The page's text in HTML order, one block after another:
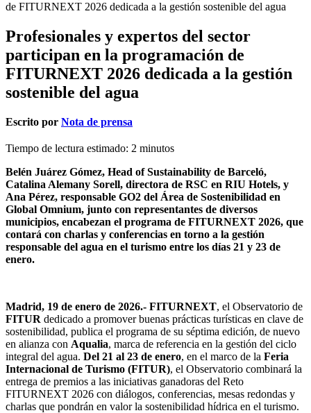
Profesionales y expertos del sector
participan en la programación de
FITURNEXT 2026 dedicada a la gestión
sostenible del agua
Escrito por Nota de prensa
Tiempo de lectura estimado: 2 minutos
Belén Juárez Gómez, Head of Sustainability de Barceló,
Catalina Alemany Sorell, directora de RSC en RIU Hotels, y
Ana Pérez, responsable GO2 del Área de Sostenibilidad en
Global Omnium, junto con representantes de diversos
municipios, encabezan el programa de FITURNEXT 2026, que
contará con charlas y conferencias en torno a la gestión
responsable del agua en el turismo entre los días 21 y 23 de
enero.
Madrid, 19 de enero de 2026.- FITURNEXT, el Observatorio de
FITUR dedicado a promover buenas prácticas turísticas en clave de
sostenibilidad, publica el programa de su séptima edición, de nuevo
en alianza con Aqualia, marca de referencia en la gestión del ciclo
integral del agua. Del 21 al 23 de enero, en el marco de la Feria
Internacional de Turismo (FITUR), el Observatorio combinará la
entrega de premios a las iniciativas ganadoras del Reto
FITURNEXT 2026 con diálogos, conferencias, mesas redondas y
charlas que pondrán en valor la sostenibilidad hídrica en el turismo.